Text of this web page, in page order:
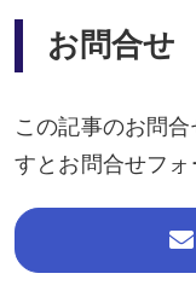
お問合せ
この記事のお問
すとお問合せフォ